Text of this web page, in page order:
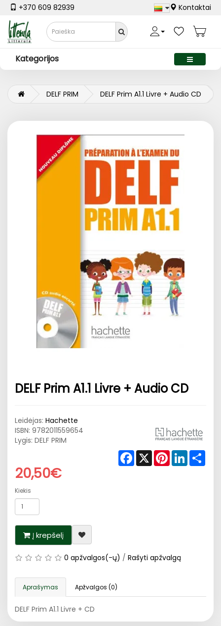
+370 609 82939 Kontaktai
Kategorijos
DELF PRIM DELF Prim A1.1 Livre + Audio CD
DELF Prim A1.1 Livre + Audio CD
Leidėjas: Hachette
ISBN: 9782011559654
Lygis: DELF PRIM
Facebook
X PinterestLinkedIn
20,50€
Kiekis
Į krepšelį
0 apžvalgos(-ų) / Rašyti apžvalgą
Aprašymas Apžvalgos (0)
DELF Prim A1.1 Livre + CD